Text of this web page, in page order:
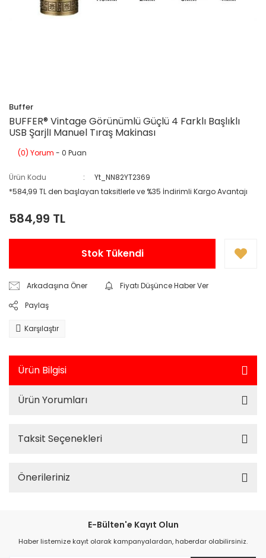
Buffer
BUFFER® Vintage Görünümlü Güçlü 4 Farklı Başlıklı
USB ŞarjlI Manuel Tıraş Makinası
(0) Yorum - 0 Puan
Ürün Kodu
Yt_NN82YT2369
*584,99 TL den başlayan taksitlerle ve %35 İndirimli Kargo Avantajı
584,99 TL
Stok Tükendi
Arkadaşına Öner
Fiyatı Düşünce Haber Ver
Paylaş
Karşılaştır
Ürün Bilgisi
Ürün Yorumları
Taksit Seçenekleri
Önerileriniz
E-Bülten'e Kayıt Olun
Haber listemize kayıt olarak kampanyalardan, haberdar olabilirsiniz.